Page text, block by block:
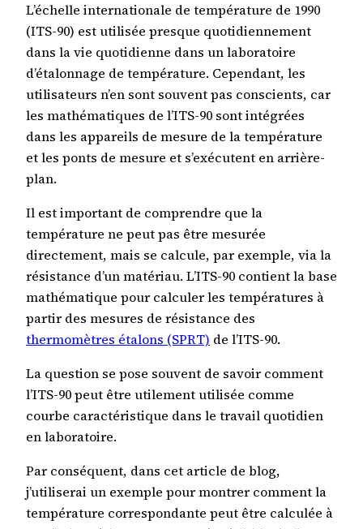
L’échelle internationale de température de 1990
(ITS-90) est utilisée presque quotidiennement
dans la vie quotidienne dans un laboratoire
d’étalonnage de température. Cependant, les
utilisateurs n’en sont souvent pas conscients, car
les mathématiques de l’ITS-90 sont intégrées
dans les appareils de mesure de la température
et les ponts de mesure et s’exécutent en arrière-
plan.
Il est important de comprendre que la
température ne peut pas être mesurée
directement, mais se calcule, par exemple, via la
résistance d’un matériau. L’ITS-90 contient la base
mathématique pour calculer les températures à
partir des mesures de résistance des
thermomètres étalons (SPRT) de l’ITS-90.
La question se pose souvent de savoir comment
l’ITS-90 peut être utilement utilisée comme
courbe caractéristique dans le travail quotidien
en laboratoire.
Par conséquent, dans cet article de blog,
j’utiliserai un exemple pour montrer comment la
température correspondante peut être calculée à